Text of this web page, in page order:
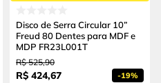
Disco de Serra Circular 10”
Freud 80 Dentes para MDF e
MDP FR23L001T
R$ 525,90
R$ 424,67 -19%